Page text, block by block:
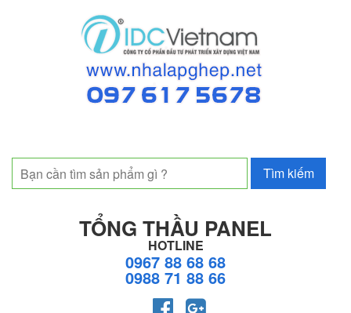
TỔNG THẦU PANEL
HOTLINE
0967 88 68 68
0988 71 88 66